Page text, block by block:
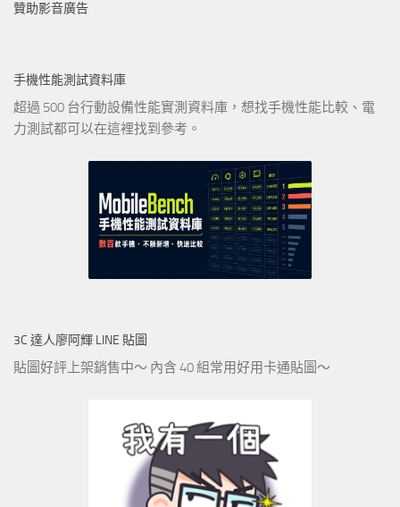
贊助影音廣告
手機性能測試資料庫
超過 500 台行動設備性能實測資料庫，想找手機性能比較、電
力測試都可以在這裡找到參考。
3C 達人廖阿輝 LINE 貼圖
貼圖好評上架銷售中～ 內含 40 組常用好用卡通貼圖～